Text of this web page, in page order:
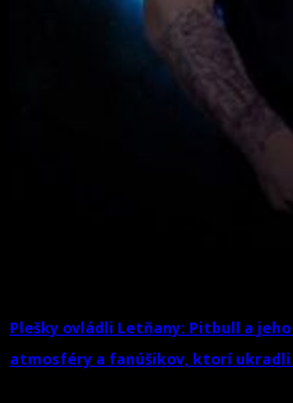
Plešky ovládli Letňany: Pitbull a
atmosféry a fanúšikov, ktorí ukradli